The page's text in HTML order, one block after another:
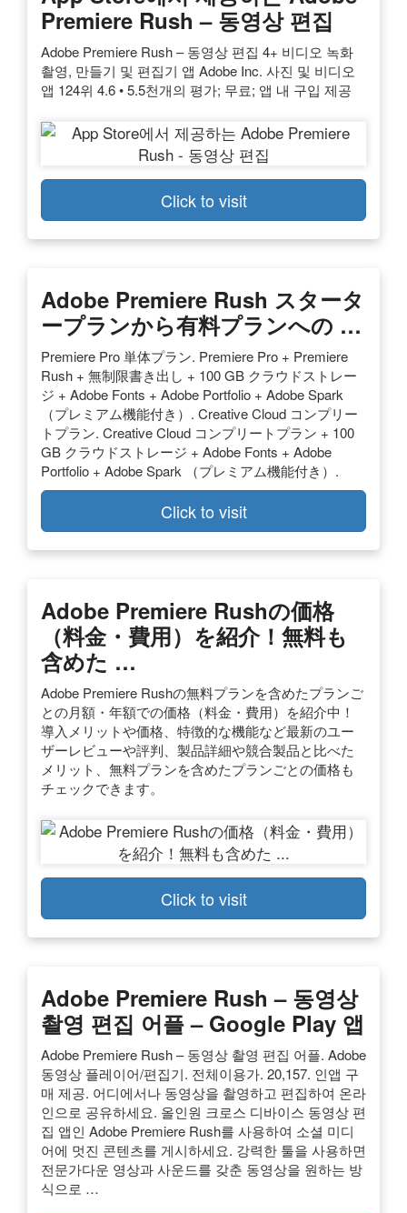
Premiere Rush – 동영상 편집
Adobe Premiere Rush – 동영상 편‪집‬ 4+ 비디오 녹화
촬영, 만들기 및 편집기 앱 Adobe Inc. 사진 및 비디오
앱 124위 4.6 • 5.5천개의 평가; 무료; 앱 내 구입 제공
Click to visit
Adobe Premiere Rush スタータ
ープランから有料プランへの …
Premiere Pro 単体プラン. Premiere Pro + Premiere
Rush + 無制限書き出し + 100 GB クラウドストレー
ジ + Adobe Fonts + Adobe Portfolio + Adobe Spark
（プレミアム機能付き）. Creative Cloud コンプリー
トプラン. Creative Cloud コンプリートプラン + 100
GB クラウドストレージ + Adobe Fonts + Adobe
Portfolio + Adobe Spark （プレミアム機能付き）.
Click to visit
Adobe Premiere Rushの価格
（料金・費用）を紹介！無料も
含めた …
Adobe Premiere Rushの無料プランを含めたプランご
との月額・年額での価格（料金・費用）を紹介中！
導入メリットや価格、特徴的な機能など最新のユー
ザーレビューや評判、製品詳細や競合製品と比べた
メリット、無料プランを含めたプランごとの価格も
チェックできます。
Click to visit
Adobe Premiere Rush – 동영상
촬영 편집 어플 – Google Play 앱
Adobe Premiere Rush – 동영상 촬영 편집 어플. Adobe
동영상 플레이어/편집기. 전체이용가. 20,157. 인앱 구
매 제공. 어디에서나 동영상을 촬영하고 편집하여 온라
인으로 공유하세요. 올인원 크로스 디바이스 동영상 편
집 앱인 Adobe Premiere Rush를 사용하여 소셜 미디
어에 멋진 콘텐츠를 게시하세요. 강력한 툴을 사용하면
전문가다운 영상과 사운드를 갖춘 동영상을 원하는 방
식으로 …